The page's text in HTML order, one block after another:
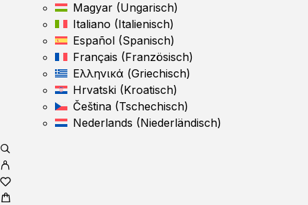
Magyar (Ungarisch)
Italiano (Italienisch)
Español (Spanisch)
Français (Französisch)
Ελληνικά (Griechisch)
Hrvatski (Kroatisch)
Čeština (Tschechisch)
Nederlands (Niederländisch)